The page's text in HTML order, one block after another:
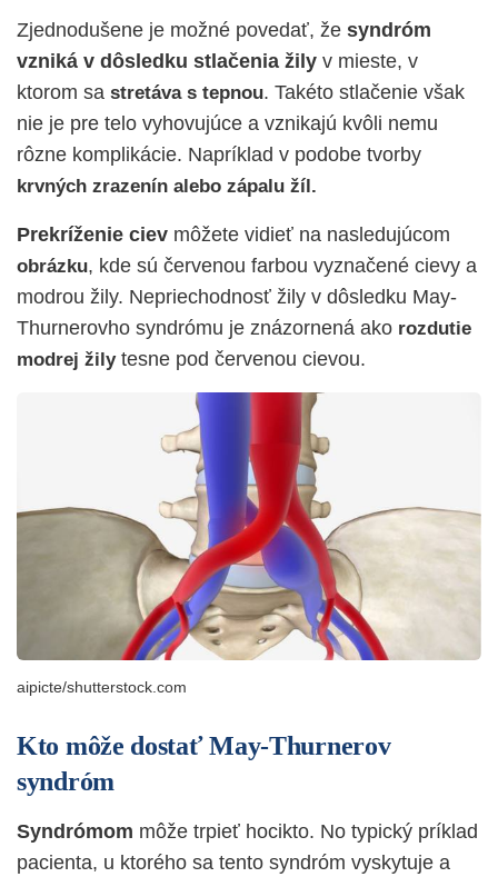
Zjednodušene je možné povedať, že syndróm
vzniká v dôsledku stlačenia žily v mieste, v
ktorom sa stretáva s tepnou. Takéto stlačenie však
nie je pre telo vyhovujúce a vznikajú kvôli nemu
rôzne komplikácie. Napríklad v podobe tvorby
krvných zrazenín alebo zápalu žíl.
Prekríženie ciev môžete vidieť na nasledujúcom
obrázku, kde sú červenou farbou vyznačené cievy a
modrou žily. Nepriechodnosť žily v dôsledku May-
Thurnerovho syndrómu je znázornená ako rozdutie
modrej žilytesne pod červenou cievou.
aipicte/shutterstock.com
Kto môže dostať May-Thurnerov
syndróm
Syndrómom môže trpieť hocikto. No typický príklad
pacienta, u ktorého sa tento syndróm vyskytuje a